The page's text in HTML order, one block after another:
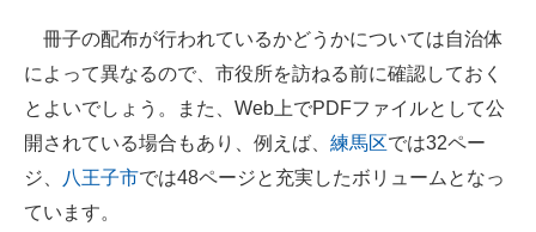
冊子の配布が行われているかどうかについては自治体
によって異なるので、市役所を訪ねる前に確認しておく
とよいでしょう。また、Web上でPDFファイルとして公
開されている場合もあり、例えば、 練馬区では32ペー
ジ、
八王子市では48ページと充実したボリュームとなっ
ています。